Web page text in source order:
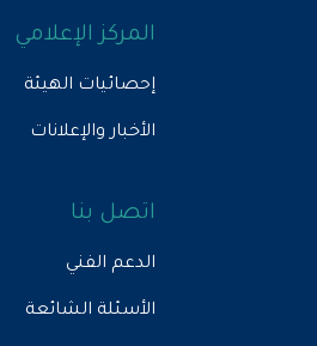
المركز الإعلامي
إحصائيات الهيئة
الأخبار والإعلانات
اتصل بنا
الدعم الفني
الأسئلة الشائعة